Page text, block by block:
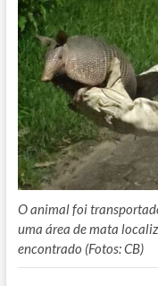
O animal foi
uma área de mata
encontrado (Fotos: CB)